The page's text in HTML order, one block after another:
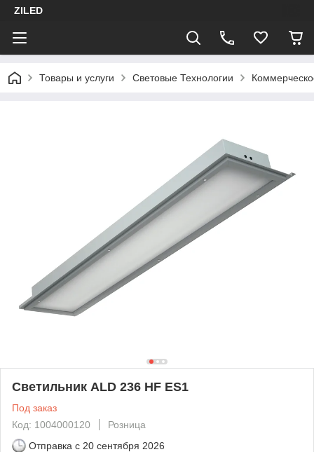
ZILED
Товары и услуги Световые Технологии
Светильник ALD 236 HF ES1
Под заказ
Код: 1004000120
Розница
Отправка с 20 сентября 2026